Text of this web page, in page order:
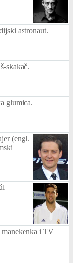
astronaut.
skakač.
glumica.
(engl.
manekenka i TV